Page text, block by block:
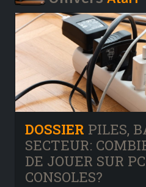
DOSSIER PILES,
SECTEUR:
DE JOUER SUR
CONSOLES?